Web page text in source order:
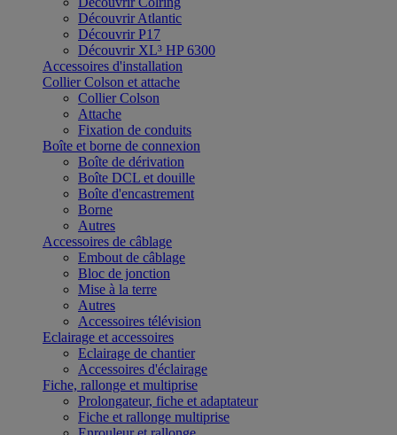
Découvrir Atlantic
Découvrir P17
Découvrir XL³ HP 6300
Accessoires d'installation
Collier Colson et attache
Collier Colson
Attache
Fixation de conduits
Boîte et borne de connexion
Boîte de dérivation
Boîte DCL et douille
Boîte d'encastrement
Borne
Autres
Accessoires de câblage
Embout de câblage
Bloc de jonction
Mise à la terre
Autres
Accessoires télévision
Eclairage et accessoires
Eclairage de chantier
Accessoires d'éclairage
Fiche, rallonge et multiprise
Prolongateur, fiche et adaptateur
Fiche et rallonge multiprise